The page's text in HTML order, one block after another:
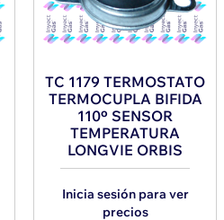
TC 1179 TERMOSTATO
TERMOCUPLA BIFIDA
110º SENSOR
TEMPERATURA
LONGVIE ORBIS
Inicia sesión para ver
precios